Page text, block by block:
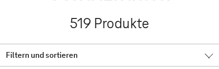
519 Produkte
Filtern und sortieren